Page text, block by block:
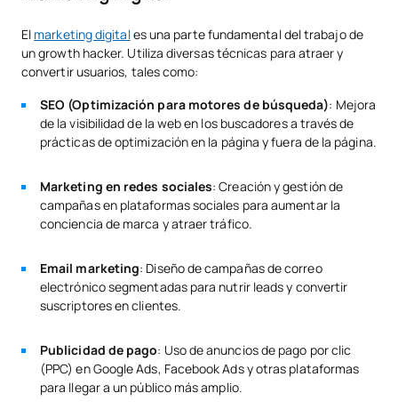
El marketing digitales una parte fundamental del trabajo de
un growth hacker. Utiliza diversas técnicas para atraer y
convertir usuarios, tales como:
SEO (Optimización para motores de búsqueda): Mejora
de la visibilidad de la web en los buscadores a través de
prácticas de optimización en la página y fuera de la página.
Marketing en redes sociales: Creación y gestión de
campañas en plataformas sociales para aumentar la
conciencia de marca y atraer tráfico.
Email marketing: Diseño de campañas de correo
electrónico segmentadas para nutrir leads y convertir
suscriptores en clientes.
Publicidad de pago: Uso de anuncios de pago por clic
(PPC) en Google Ads, Facebook Ads y otras plataformas
para llegar a un público más amplio.